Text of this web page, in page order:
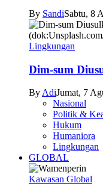
By SandiSabtu, 8
Lingkungan
Dim-sum
By AdiJumat, 7
Nasional
Politik &
Hukum
Humaniora
Lingkungan
GLOBAL
Kawasan Global